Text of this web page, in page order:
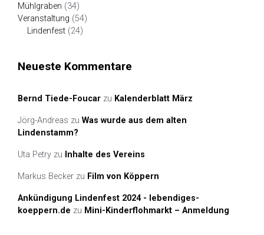
Mühlgraben (34)
Veranstaltung (54)
Lindenfest (24)
Neueste Kommentare
Bernd Tiede-Foucar zu Kalenderblatt März
Jörg-Andreas zu Was wurde aus dem alten
Lindenstamm?
Uta Petry zu Inhalte des Vereins
Markus Becker zu Film von Köppern
Ankündigung Lindenfest 2024 - lebendiges-
koeppern.de zu Mini-Kinderflohmarkt – Anmeldung